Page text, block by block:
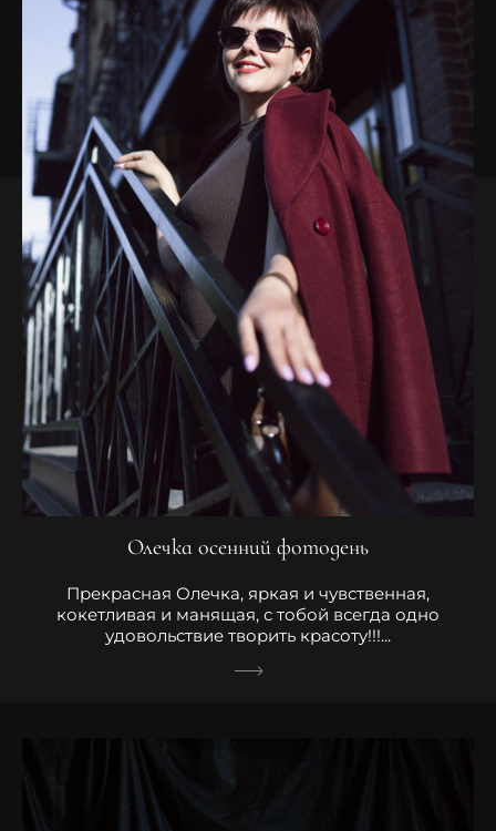
Олечка осенний фотодень
Прекрасная Олечка, яркая и чувственная,
кокетливая и манящая, с тобой всегда одно
удовольствие творить красоту!!!...